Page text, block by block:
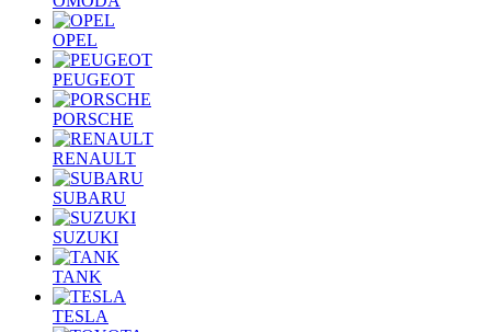
OPEL
PEUGEOT
PORSCHE
RENAULT
SUBARU
SUZUKI
TANK
TESLA